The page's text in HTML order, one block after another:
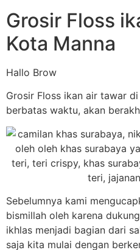
Grosir Floss
Kota Manna
Hallo Brow
Grosir Floss ikan air tawar
berbatas waktu, akan
Sebelumnya kami
bismillah oleh karena
ikhlas menjadi bagian dari
saja kita mulai dengan